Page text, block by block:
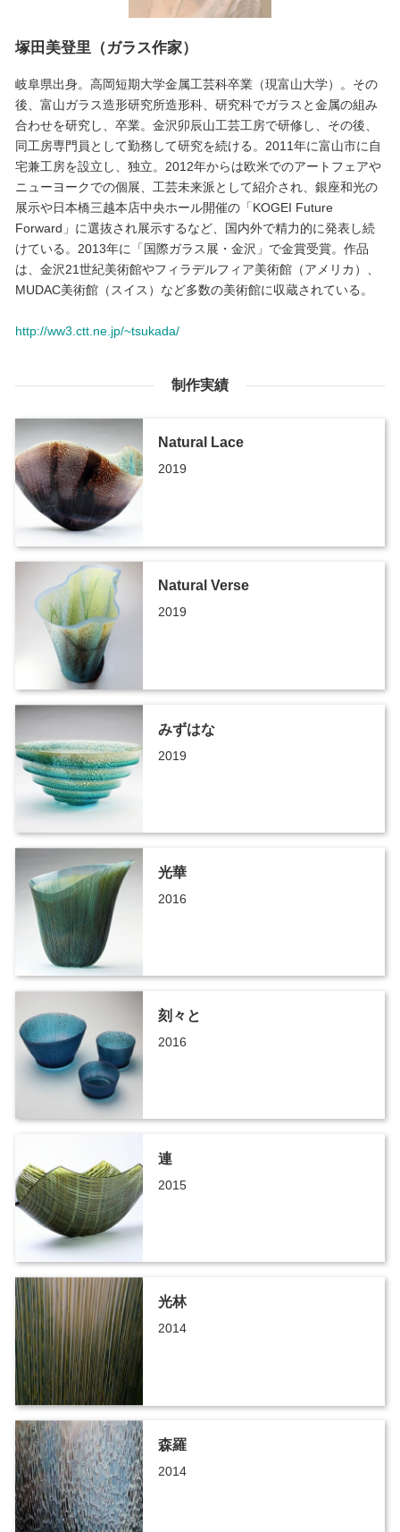
塚田美登里（ガラス作家）
岐阜県出身。高岡短期大学金属工芸科卒業（現富山大学）。その
後、富山ガラス造形研究所造形科、研究科でガラスと金属の組み
合わせを研究し、卒業。金沢卯辰山工芸工房で研修し、その後、
同工房専門員として勤務して研究を続ける。2011年に富山市に自
宅兼工房を設立し、独立。2012年からは欧米でのアートフェアや
ニューヨークでの個展、工芸未来派として紹介され、銀座和光の
展示や日本橋三越本店中央ホール開催の「KOGEI Future
Forward」に選抜され展示するなど、国内外で精力的に発表し続
けている。2013年に「国際ガラス展・金沢」で金賞受賞。作品
は、金沢21世紀美術館やフィラデルフィア美術館（アメリカ）、
MUDAC美術館（スイス）など多数の美術館に収蔵されている。
http://ww3.ctt.ne.jp/~tsukada/
制作実績
Natural Lace
2019
Natural Verse
2019
みずはな
2019
光華
2016
刻々と
2016
連
2015
光林
2014
森羅
2014